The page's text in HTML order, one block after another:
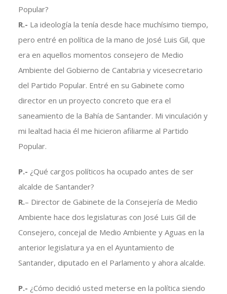
Popular?
R.- La ideología la tenía desde hace muchísimo tiempo,
pero entré en política de la mano de José Luis Gil, que
era en aquellos momentos consejero de Medio
Ambiente del Gobierno de Cantabria y vicesecretario
del Partido Popular. Entré en su Gabinete como
director en un proyecto concreto que era el
saneamiento de la Bahía de Santander. Mi vinculación y
mi lealtad hacia él me hicieron afiliarme al Partido
Popular.
P.- ¿Qué cargos políticos ha ocupado antes de ser
alcalde de Santander?
R.– Director de Gabinete de la Consejería de Medio
Ambiente hace dos legislaturas con José Luis Gil de
Consejero, concejal de Medio Ambiente y Aguas en la
anterior legislatura ya en el Ayuntamiento de
Santander, diputado en el Parlamento y ahora alcalde.
P.- ¿Cómo decidió usted meterse en la política siendo